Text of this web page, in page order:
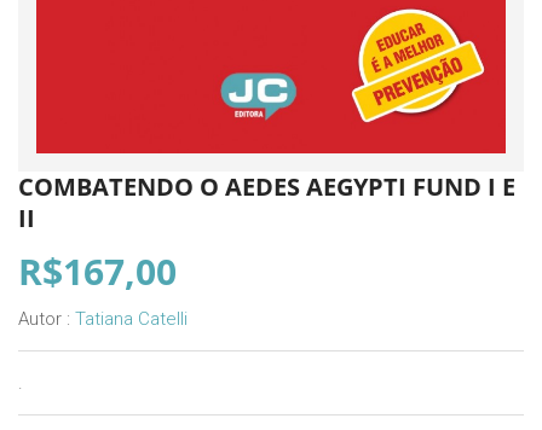
COMBATENDO O AEDES AEGYPTI FUND I E
II
R$167,00
Autor : Tatiana Catelli
.